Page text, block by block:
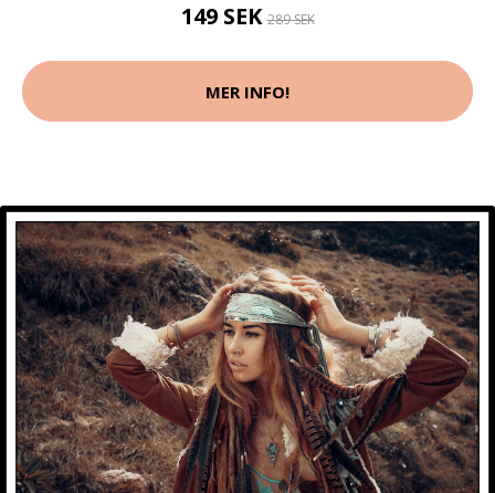
149 SEK289 SEK
MER INFO!